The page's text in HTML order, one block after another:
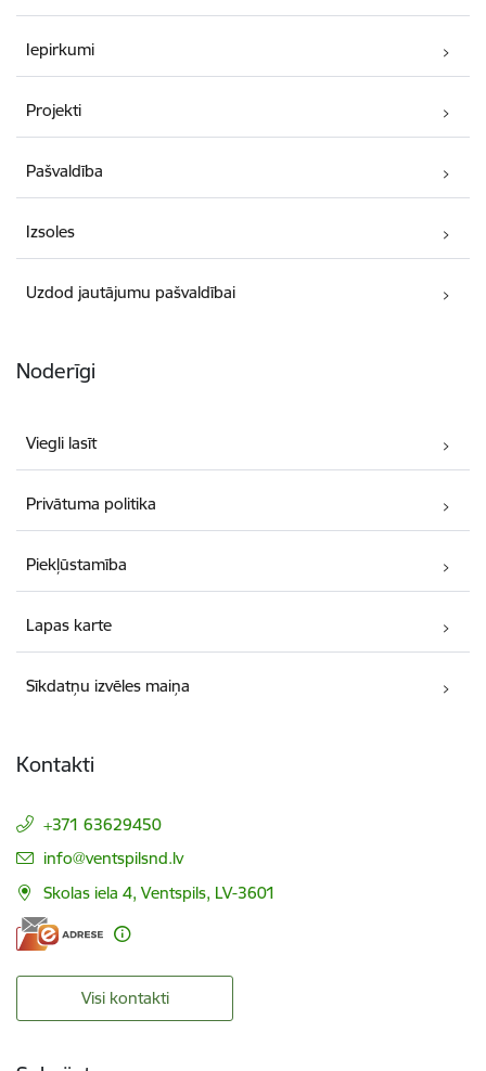
Iepirkumi
Projekti
Pašvaldība
Izsoles
Uzdod jautājumu pašvaldībai
Noderīgi
Viegli lasīt
Privātuma politika
Piekļūstamība
Lapas karte
Sīkdatņu izvēles maiņa
Kontakti
+371 63629450
E-pasts:
info@ventspilsnd.lv
Skolas iela 4, Ventspils, LV-3601
Visi kontakti